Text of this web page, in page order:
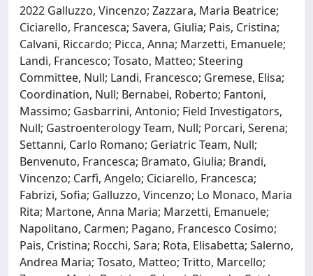
2022 Galluzzo, Vincenzo; Zazzara, Maria Beatrice;
Ciciarello, Francesca; Savera, Giulia; Pais, Cristina;
Calvani, Riccardo; Picca, Anna; Marzetti, Emanuele;
Landi, Francesco; Tosato, Matteo; Steering
Committee, Null; Landi, Francesco; Gremese, Elisa;
Coordination, Null; Bernabei, Roberto; Fantoni,
Massimo; Gasbarrini, Antonio; Field Investigators,
Null; Gastroenterology Team, Null; Porcari, Serena;
Settanni, Carlo Romano; Geriatric Team, Null;
Benvenuto, Francesca; Bramato, Giulia; Brandi,
Vincenzo; Carfì, Angelo; Ciciarello, Francesca;
Fabrizi, Sofia; Galluzzo, Vincenzo; Lo Monaco, Maria
Rita; Martone, Anna Maria; Marzetti, Emanuele;
Napolitano, Carmen; Pagano, Francesco Cosimo;
Pais, Cristina; Rocchi, Sara; Rota, Elisabetta; Salerno,
Andrea Maria; Tosato, Matteo; Tritto, Marcello;